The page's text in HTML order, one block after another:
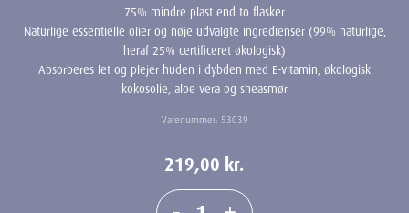
75% mindre plast end to flasker
Naturlige essentielle olier og nøje udvalgte ingredienser (99% naturlige,
heraf 25% certificeret økologisk)
Absorberes let og plejer huden i dybden med E-vitamin, økologisk
kokosolie, aloe vera og sheasmør
Varenummer: 53039
219,00 kr.